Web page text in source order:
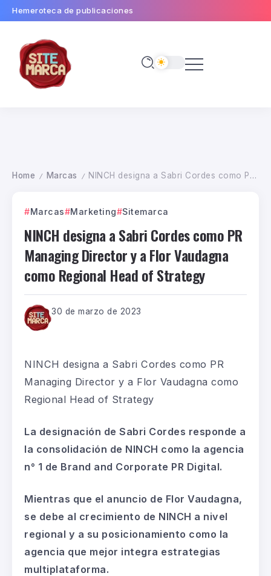
Hemeroteca de publicaciones
Home / Marcas / NINCH designa a Sabri Cordes como PR Managing Director y a Flor Vaudagna como Regional Head of Strategy
Marcas Marketing Sitemarca
NINCH designa a Sabri Cordes como PR
Managing Director y a Flor Vaudagna
como Regional Head of Strategy
30 de marzo de 2023
NINCH designa a Sabri Cordes como PR
Managing Director y a Flor Vaudagna como
Regional Head of Strategy
La designación de Sabri Cordes responde a
la consolidación de NINCH como la agencia
n° 1 de Brand and Corporate PR Digital.
Mientras que el anuncio de Flor Vaudagna,
se debe al crecimiento de NINCH a nivel
regional y a su posicionamiento como la
agencia que mejor integra estrategias
multiplataforma.